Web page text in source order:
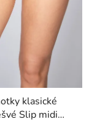
klasické
Slip midi